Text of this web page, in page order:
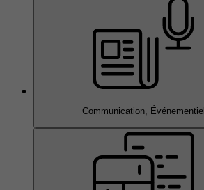
Communication, Événementiel